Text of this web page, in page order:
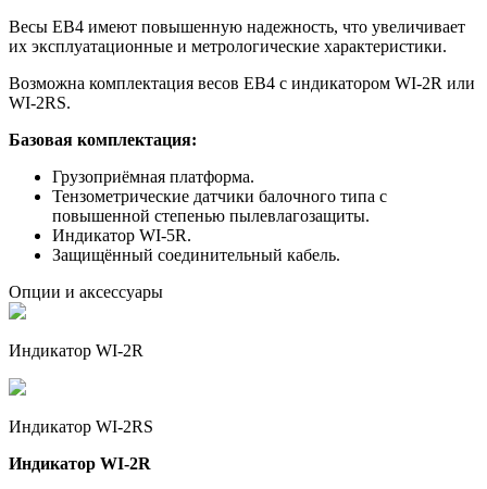
Весы ЕВ4 имеют повышенную надежность, что увеличивает
их эксплуатационные и метрологические характеристики.
Возможна комплектация весов ЕВ4 с индикатором WI-2R или
WI-2RS.
Базовая комплектация:
Грузоприёмная платформа.
Тензометрические датчики балочного типа с
повышенной степенью пылевлагозащиты.
Индикатор WI-5R.
Защищённый соединительный кабель.
Опции и аксессуары
Индикатор WI-2R
Индикатор WI-2RS
Индикатор WI-2R